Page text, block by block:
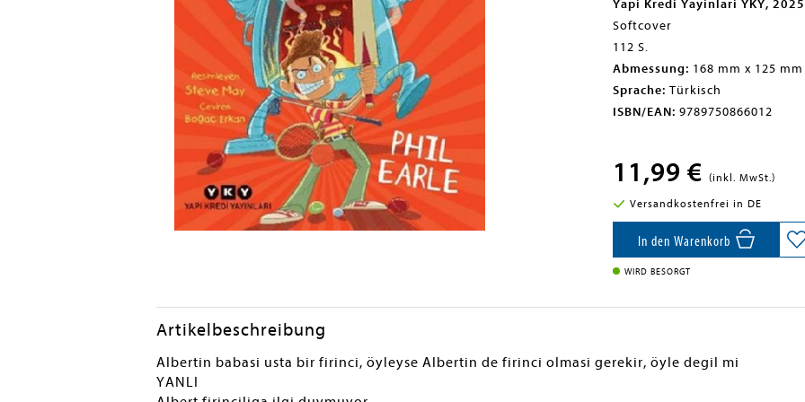
Yapi Kredi Yayinlari YKY, 2025
Softcover
112 S.
Abmessung: 168 mm x 125
Sprache: Türkisch
ISBN/EAN: 9789750866012
11,99 € (inkl. MwSt.)
Versandkostenfrei in DE
In den Warenkorb
WIRD BESORGT
Artikelbeschreibung
Albertin babasi usta bir firinci, öyleyse Albertin de firinci olmasi gerekir, öyle degil mi
YANLI